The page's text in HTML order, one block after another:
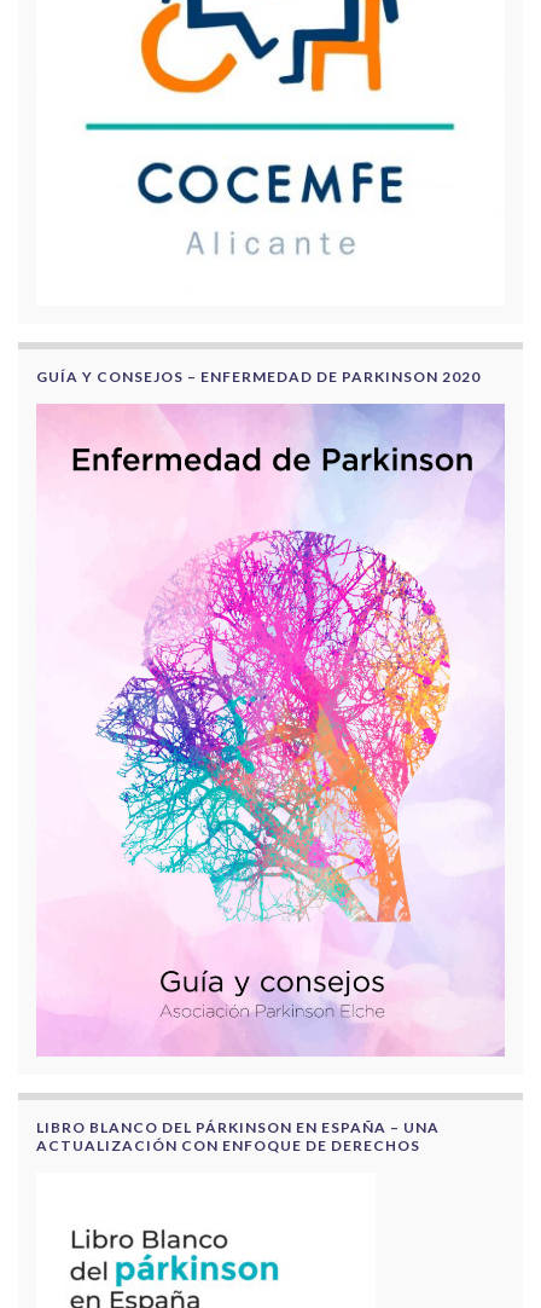
GUÍA Y CONSEJOS – ENFERMEDAD DE PARKINSON 2020
LIBRO BLANCO DEL PÁRKINSON EN ESPAÑA – UNA
ACTUALIZACIÓN CON ENFOQUE DE DERECHOS